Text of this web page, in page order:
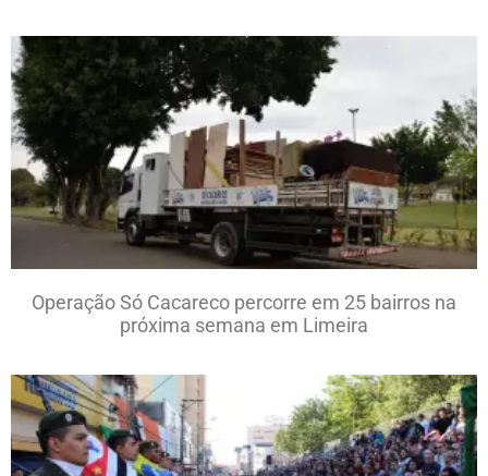
Operação Só Cacareco percorre em 25 bairros na
próxima semana em Limeira